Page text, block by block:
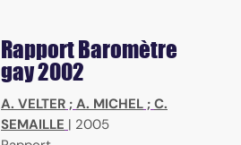
Rapport Baromètre
gay 2002
A. VELTER ; A. MICHEL ; C.
SEMAILLE | 2005